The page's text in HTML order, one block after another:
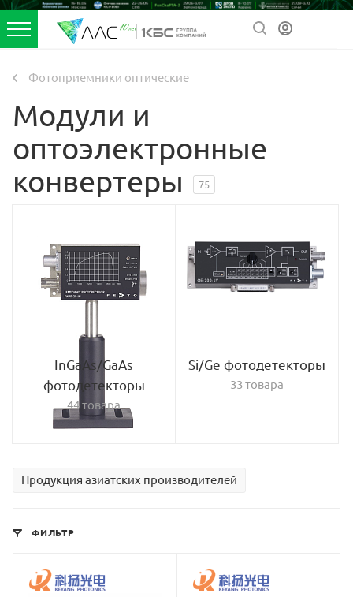
Фотоприемники оптические
Модули и
оптоэлектронные
конвертеры
75
InGaAs/GaAs
фотодетекторы
44 товара
Si/Ge фотодетекторы
33 товара
Продукция азиатских производителей
ФИЛЬТР